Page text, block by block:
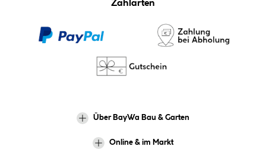
Zahlarten
Über BayWa Bau & Garten
Online & im Markt